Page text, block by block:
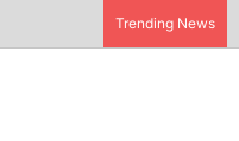
Trending News